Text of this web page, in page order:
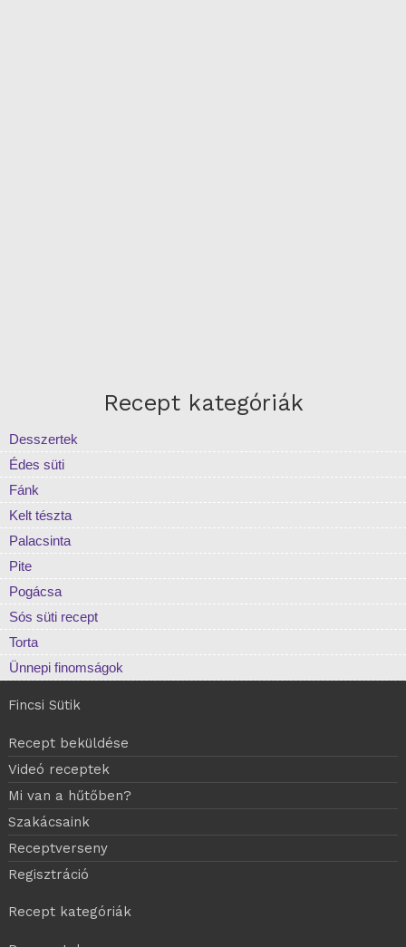
Recept kategóriák
Desszertek
Édes süti
Fánk
Kelt tészta
Palacsinta
Pite
Pogácsa
Sós süti recept
Torta
Ünnepi finomságok
Fincsi Sütik
Recept beküldése
Videó receptek
Mi van a hűtőben?
Szakácsaink
Receptverseny
Regisztráció
Recept kategóriák